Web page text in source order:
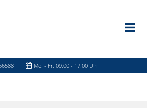
Mo. - Fr. 09.00 - 17.00 Uhr